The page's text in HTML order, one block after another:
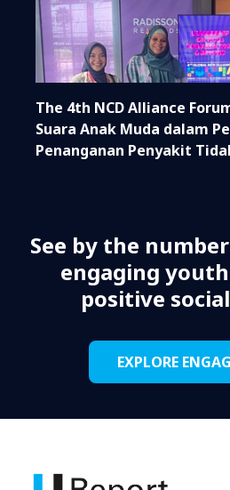
The 4th NCD Alliance
Suara Anak Muda dalam
Penanganan Penyakit
See by the
engaging
positive
EXPLORE